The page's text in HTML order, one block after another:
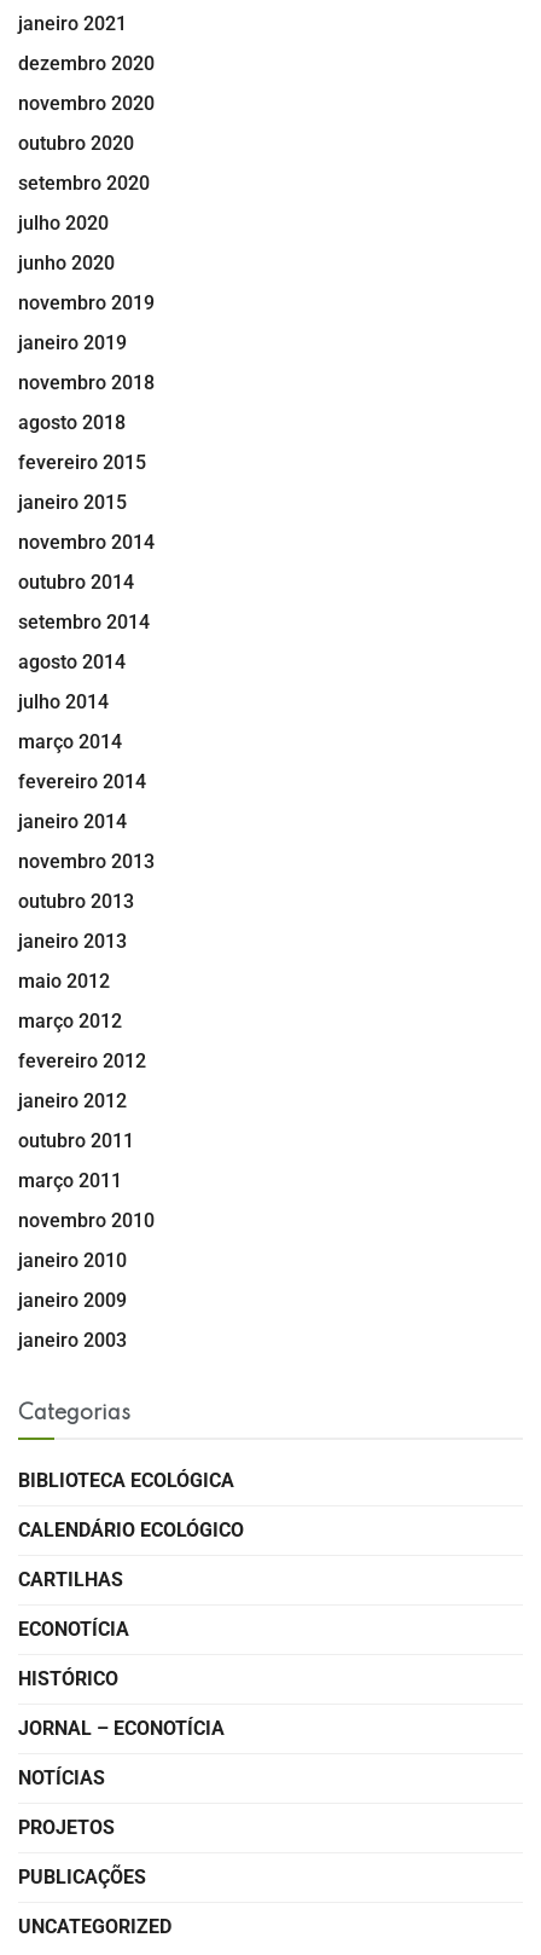
janeiro 2021
dezembro 2020
novembro 2020
outubro 2020
setembro 2020
julho 2020
junho 2020
novembro 2019
janeiro 2019
novembro 2018
agosto 2018
fevereiro 2015
janeiro 2015
novembro 2014
outubro 2014
setembro 2014
agosto 2014
julho 2014
março 2014
fevereiro 2014
janeiro 2014
novembro 2013
outubro 2013
janeiro 2013
maio 2012
março 2012
fevereiro 2012
janeiro 2012
outubro 2011
março 2011
novembro 2010
janeiro 2010
janeiro 2009
janeiro 2003
Categorias
BIBLIOTECA ECOLÓGICA
CALENDÁRIO ECOLÓGICO
CARTILHAS
ECONOTÍCIA
HISTÓRICO
JORNAL – ECONOTÍCIA
NOTÍCIAS
PROJETOS
PUBLICAÇÕES
UNCATEGORIZED